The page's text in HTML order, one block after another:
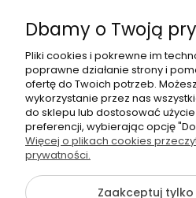
Dbamy o Twoją
Pliki cookies i pokrewne im
poprawne działanie strony i
ofertę do Twoich potrzeb.
wykorzystanie przez nas
do sklepu lub dostosować
preferencji, wybierając opcję
Więcej o plikach cookies
prywatności.
Zaakceptuj tylko